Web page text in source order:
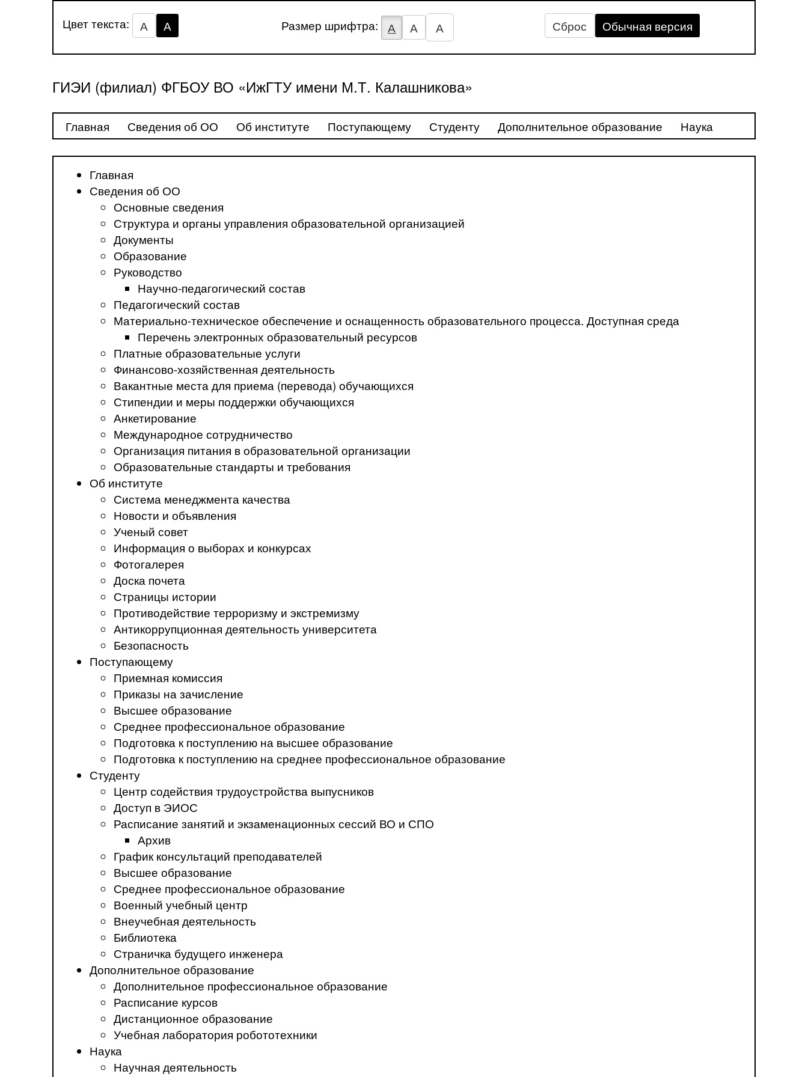
Цвет текста: А А Размер шрифтра: А А А Сброс Обычная версия
ГИЭИ (филиал) ФГБОУ ВО «ИжГТУ имени М.Т. Калашникова»
Главная Сведения об ОО Об институте Поступающему Студенту Дополнительное образование Наука
Главная
Сведения об ОО
Основные сведения
Структура и органы управления образовательной организацией
Документы
Образование
Руководство
Научно-педагогический состав
Педагогический состав
Материально-техническое обеспечение и оснащенность образовательного процесса. Доступная среда
Перечень электронных образовательный ресурсов
Платные образовательные услуги
Финансово-хозяйственная деятельность
Вакантные места для приема (перевода) обучающихся
Стипендии и меры поддержки обучающихся
Анкетирование
Международное сотрудничество
Организация питания в образовательной организации
Образовательные стандарты и требования
Об институте
Система менеджмента качества
Новости и объявления
Ученый совет
Информация о выборах и конкурсах
Фотогалерея
Доска почета
Страницы истории
Противодействие терроризму и экстремизму
Антикоррупционная деятельность университета
Безопасность
Поступающему
Приемная комиссия
Приказы на зачисление
Высшее образование
Среднее профессиональное образование
Подготовка к поступлению на высшее образование
Подготовка к поступлению на среднее профессиональное образование
Студенту
Центр содействия трудоустройства выпусников
Доступ в ЭИОС
Расписание занятий и экзаменационных сессий ВО и СПО
Архив
График консультаций преподавателей
Высшее образование
Среднее профессиональное образование
Военный учебный центр
Внеучебная деятельность
Библиотека
Страничка будущего инженера
Дополнительное образование
Дополнительное профессиональное образование
Расписание курсов
Дистанционное образование
Учебная лаборатория робототехники
Наука
Научная деятельность